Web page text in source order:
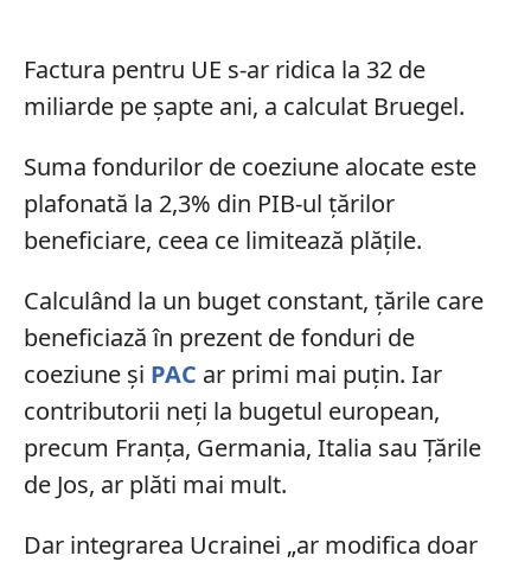
Factura pentru UE s-ar ridica la 32 de
miliarde pe șapte ani, a calculat Bruegel.
Suma fondurilor de coeziune alocate este
plafonată la 2,3% din PIB-ul țărilor
beneficiare, ceea ce limitează plățile.
Calculând la un buget constant, țările care
beneficiază în prezent de fonduri de
coeziune și PAC ar primi mai puțin. Iar
contributorii neți la bugetul european,
precum Franța, Germania, Italia sau Țările
de Jos, ar plăti mai mult.
Dar integrarea Ucrainei „ar modifica doar